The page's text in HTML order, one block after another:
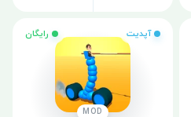
آپدیت رایگان
MOD